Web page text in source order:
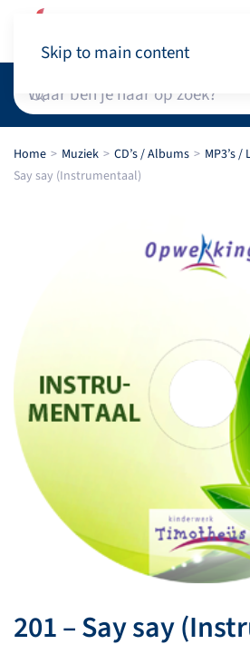
Skip to main content
Home Muziek CD’s / Albums MP3’s
Say say (Instrumentaal)
201 – Say say